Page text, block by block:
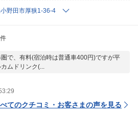
野田市厚狭1-36-4
で、有料(宿泊時は普通車400円)ですが平
ムドリンク(...
てのクチコミ・お客さまの声を見る